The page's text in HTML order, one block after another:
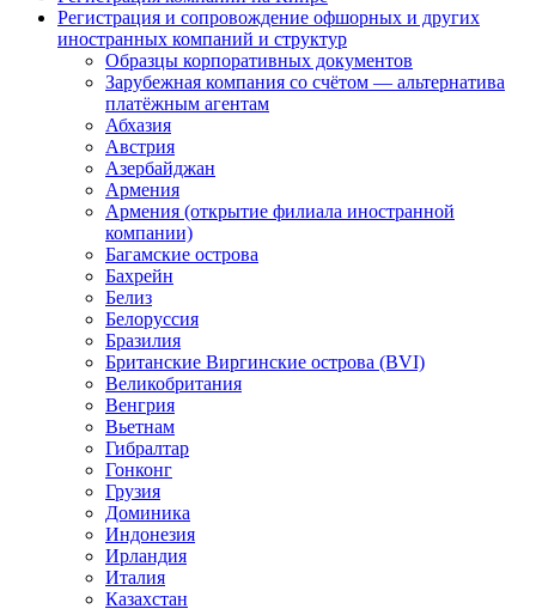
Регистрация и сопровождение офшорных и других
иностранных компаний и структур
Образцы корпоративных документов
Зарубежная компания со счётом — альтернатива
платёжным агентам
Абхазия
Австрия
Азербайджан
Армения
Армения (открытие филиала иностранной
компании)
Багамские острова
Бахрейн
Белиз
Белоруссия
Бразилия
Британские Виргинские острова (BVI)
Великобритания
Венгрия
Вьетнам
Гибралтар
Гонконг
Грузия
Доминика
Индонезия
Ирландия
Италия
Казахстан